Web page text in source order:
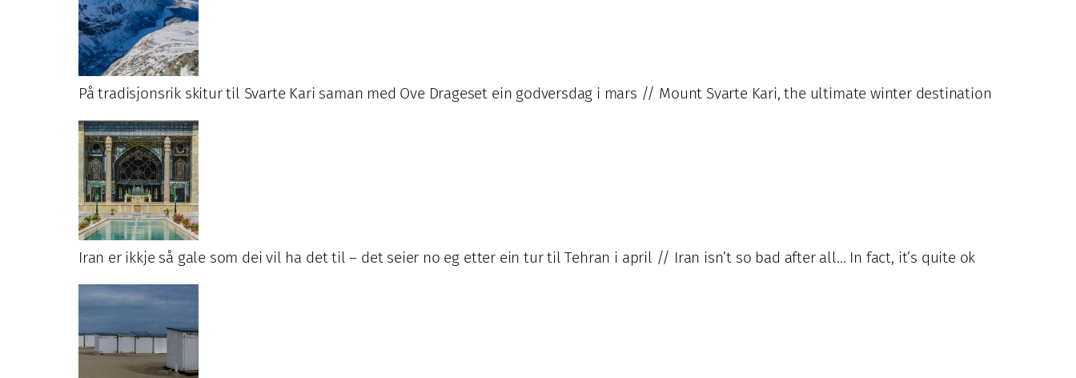
På tradisjonsrik skitur til Svarte Kari saman med Ove Drageset ein godversdag i mars // Mount Svarte Kari, the ultimate winter destination
Iran er ikkje så gale som dei vil ha det til – det seier no eg etter ein tur til Tehran i april // Iran isn’t so bad after all… In fact, it’s quite ok